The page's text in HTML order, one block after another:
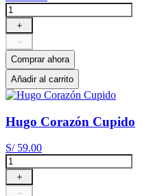
＋
－
Comprar ahora
Añadir al carrito
Hugo Corazón Cupido
S/ 59.00
＋
－